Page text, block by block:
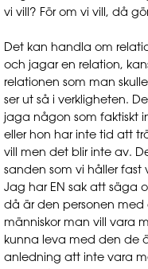
vi vill? För om vi vill, då
Det kan handla om
och jagar en relation,
relationen som man
ser ut så i verkligheten.
jaga någon som faktiskt
eller hon har inte tid att
vill men det blir inte av.
sanden som vi håller fast
Jag har EN sak att säga
då är den personen med
människor man vill vara
kunna leva med den de
anledning att inte vara